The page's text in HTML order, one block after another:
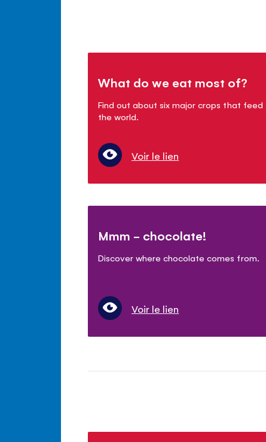
What do we eat most of?
Find out about six major crops that feed
the world.
Voir le lien
Mmm - chocolate!
Discover where chocolate comes from.
Voir le lien